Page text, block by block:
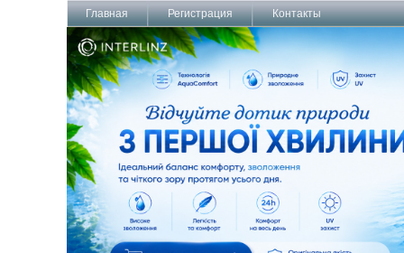
Главная Регистрация Контакты